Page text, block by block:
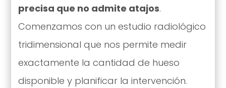
precisa que no admite atajos.
Comenzamos con un estudio radiológico
tridimensional que nos permite medir
exactamente la cantidad de hueso
disponible y planificar la intervención.